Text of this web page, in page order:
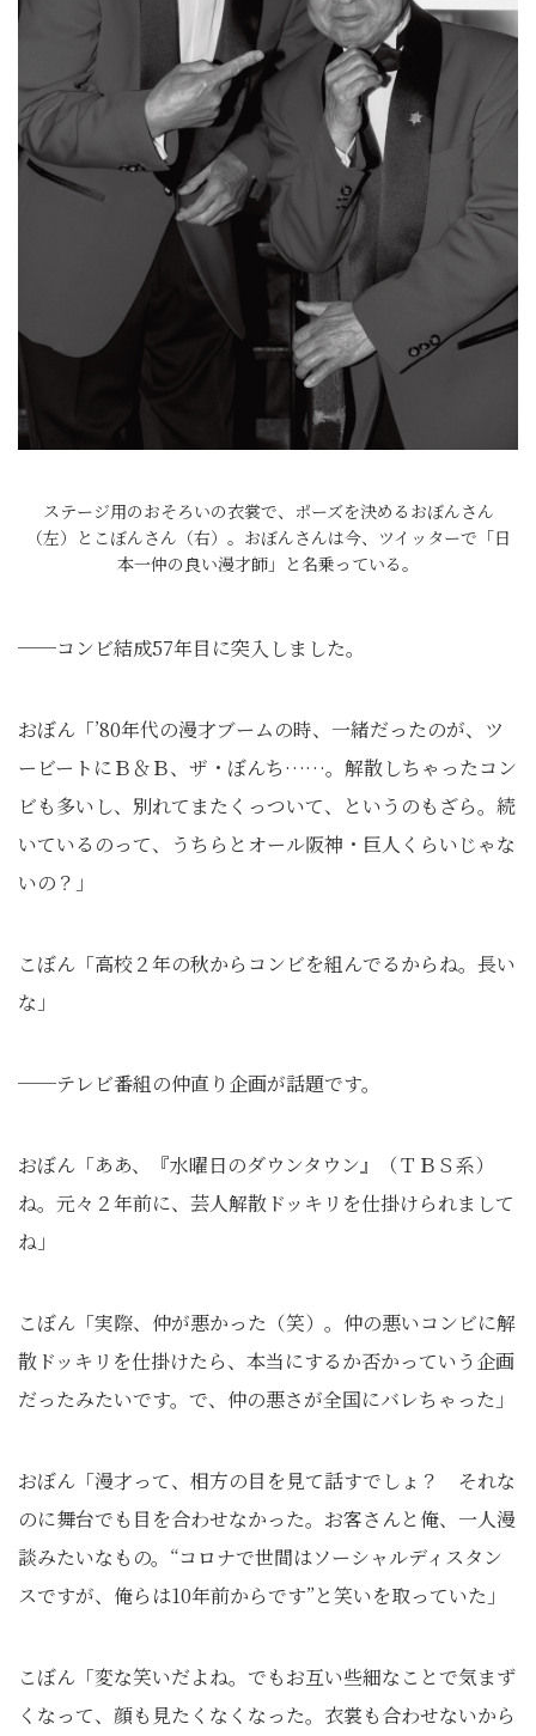
ステージ用のおそろいの衣裳で、ポーズを決めるおぼんさん
（左）とこぼんさん（右）。おぼんさんは今、ツイッターで「日
本一仲の良い漫才師」と名乗っている。
──コンビ結成57年目に突入しました。
おぼん「’80年代の漫才ブームの時、一緒だったのが、ツ
ービートにＢ＆Ｂ、ザ・ぼんち……。解散しちゃったコン
ビも多いし、別れてまたくっついて、というのもざら。続
いているのって、うちらとオール阪神・巨人くらいじゃな
いの？」
こぼん「高校２年の秋からコンビを組んでるからね。長い
な」
──テレビ番組の仲直り企画が話題です。
おぼん「ああ、『水曜日のダウンタウン』（ＴＢＳ系）
ね。元々２年前に、芸人解散ドッキリを仕掛けられまして
ね」
こぼん「実際、仲が悪かった（笑）。仲の悪いコンビに解
散ドッキリを仕掛けたら、本当にするか否かっていう企画
だったみたいです。で、仲の悪さが全国にバレちゃった」
おぼん「漫才って、相方の目を見て話すでしょ？ それな
のに舞台でも目を合わせなかった。お客さんと俺、一人漫
談みたいなもの。“コロナで世間はソーシャルディスタン
スですが、俺らは10年前からです”と笑いを取っていた」
こぼん「変な笑いだよね。でもお互い些細なことで気まず
くなって、顔も見たくなくなった。衣裳も合わせないから